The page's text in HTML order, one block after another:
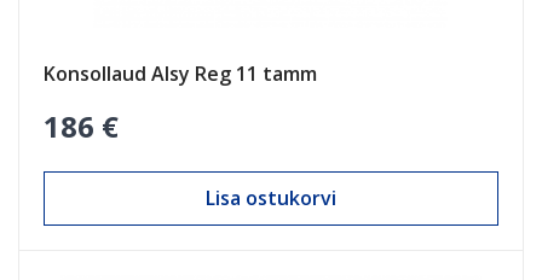
Konsollaud Alsy Reg 11 tamm
186 €
Lisa ostukorvi